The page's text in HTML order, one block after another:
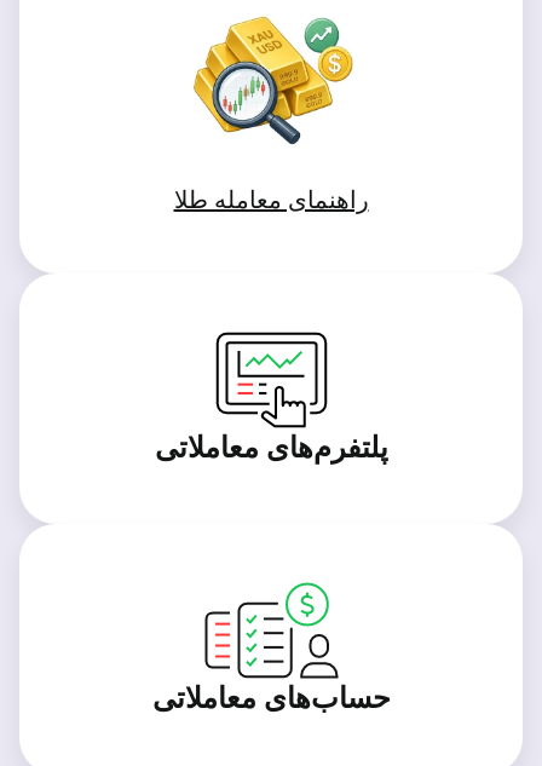
راهنمای معامله طلا
پلتفرم‌های معاملاتی
حساب‌های معاملاتی